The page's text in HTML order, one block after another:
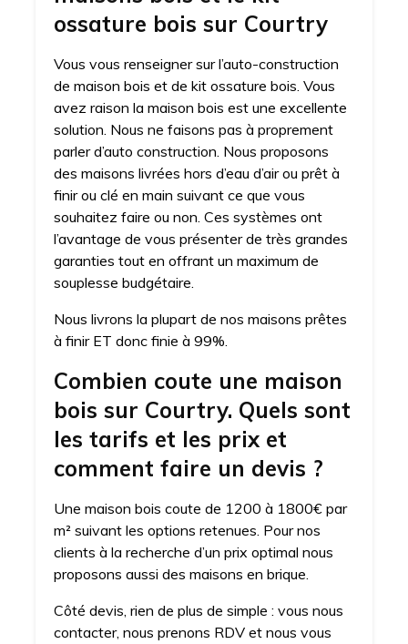
ossature bois sur Courtry
Vous vous renseigner sur l’auto-construction
de maison bois et de kit ossature bois. Vous
avez raison la maison bois est une excellente
solution. Nous ne faisons pas à proprement
parler d’auto construction. Nous proposons
des maisons livrées hors d’eau d’air ou prêt à
finir ou clé en main suivant ce que vous
souhaitez faire ou non. Ces systèmes ont
l’avantage de vous présenter de très grandes
garanties tout en offrant un maximum de
souplesse budgétaire.
Nous livrons la plupart de nos maisons prêtes
à finir ET donc finie à 99%.
Combien coute une maison
bois sur Courtry. Quels sont
les tarifs et les prix et
comment faire un devis ?
Une maison bois coute de 1200 à 1800€ par
m² suivant les options retenues. Pour nos
clients à la recherche d’un prix optimal nous
proposons aussi des maisons en brique.
Côté devis, rien de plus de simple : vous nous
contacter, nous prenons RDV et nous vous